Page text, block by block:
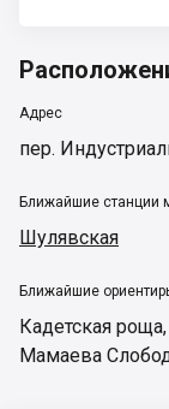
Адрес
пер.
Ближайшие станции
Шулявская
Ближайшие
Кадетская роща,
Мамаева